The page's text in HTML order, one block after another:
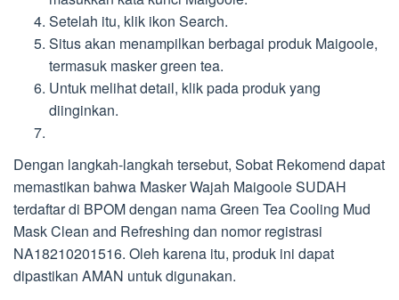
Setelah itu, klik ikon Search.
Situs akan menampilkan berbagai produk Maigoole,
termasuk masker green tea.
Untuk melihat detail, klik pada produk yang
diinginkan.
Dengan langkah-langkah tersebut, Sobat Rekomend dapat
memastikan bahwa Masker Wajah Maigoole SUDAH
terdaftar di BPOM dengan nama Green Tea Cooling Mud
Mask Clean and Refreshing dan nomor registrasi
NA18210201516. Oleh karena itu, produk ini dapat
dipastikan AMAN untuk digunakan.